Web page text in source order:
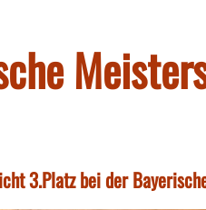
3.Platz bei der